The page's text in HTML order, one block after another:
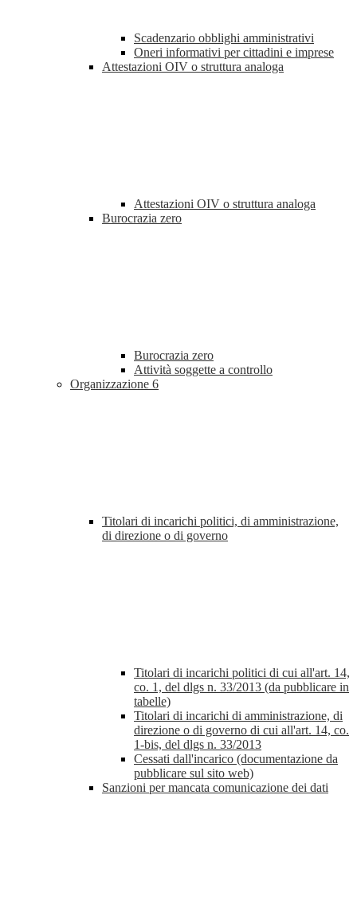
Scadenzario obblighi amministrativi
Oneri informativi per cittadini e imprese
Attestazioni OIV o struttura analoga
Attestazioni OIV o struttura analoga
Burocrazia zero
Burocrazia zero
Attività soggette a controllo
Organizzazione 6
Titolari di incarichi politici, di amministrazione,
di direzione o di governo
Titolari di incarichi politici di cui all'art. 14,
co. 1, del dlgs n. 33/2013 (da pubblicare in
tabelle)
Titolari di incarichi di amministrazione, di
direzione o di governo di cui all'art. 14, co.
1-bis, del dlgs n. 33/2013
Cessati dall'incarico (documentazione da
pubblicare sul sito web)
Sanzioni per mancata comunicazione dei dati